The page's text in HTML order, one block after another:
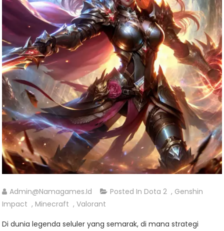
Admin@namagames.id Posted In Dota 2 , Genshin
Impact , Minecraft ,Valorant
Di dunia legenda seluler yang semarak, di mana strategi